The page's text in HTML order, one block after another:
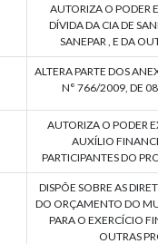
AUTORIZA O PODER
DÍVIDA DA CIA DE
SANEPAR , E DA
ALTERA PARTE DOS
N° 766/2009, DE 08
AUTORIZA O PODER
AUXÍLIO
PARTICIPANTES DO
DISPÕE SOBRE AS
DO ORÇAMENTO DO
PARA O EXERCÍCIO
OUTRAS